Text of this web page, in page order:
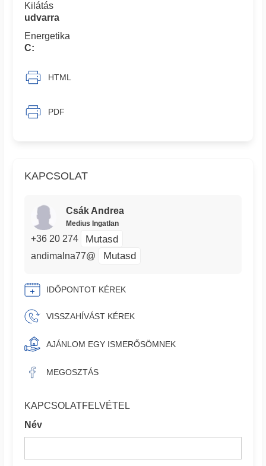
KAPCSOLAT
Csák Andrea
Medius Ingatlan
+36 20 274 Mutasd
andimalna77@ Mutasd
IDŐPONTOT KÉREK
VISSZAHÍVÁST KÉREK
AJÁNLOM EGY ISMERŐSÖMNEK
MEGOSZTÁS
KAPCSOLATFELVÉTEL
Név
Kilátás
udvarra
Energetika
C:
HTML
PDF